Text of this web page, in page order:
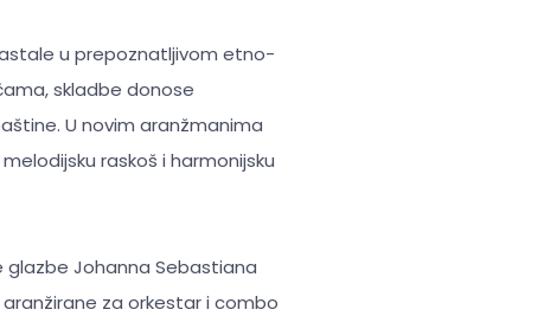
u prepoznatljivom etno-
skladbe donose
U novim aranžmanima
raskoš i harmonijsku
Johanna Sebastiana
za orkestar i combo